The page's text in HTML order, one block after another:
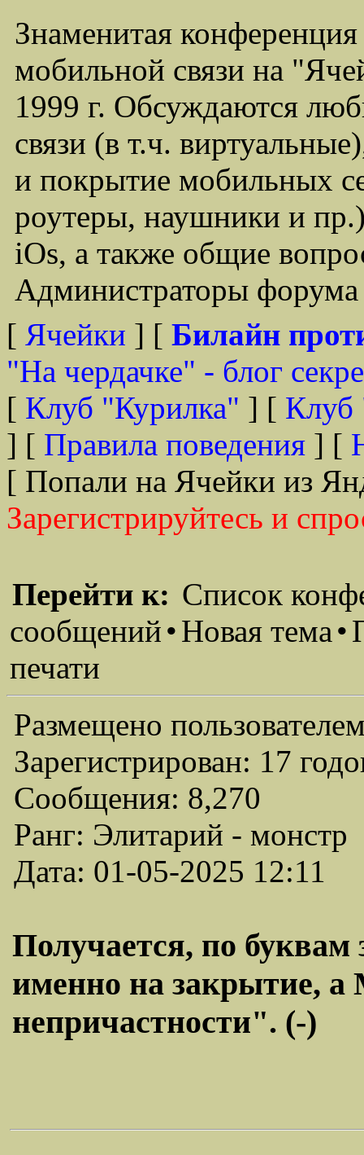
Знаменитая
мобильной связи на
1999 г. Обсуждаются
связи (в т.ч.
и покрытие мобильных
роутеры, наушники и
iOs, а также общие
Администраторы
[ Ячейки ] [ Билайн
"На чердачке" - блог
[ Клуб "Курилка" ] [ Клуб
] [ Правила поведения ] [
[ Попали на Ячейки из
Зарегистрируйтесь и
Перейти к: Список
сообщений•Новая тема•
печати
Размещено
Зарегистрирован: 17
Сообщения: 8,270
Ранг: Элитарий - монстр
Дата: 01-05-2025 12:11
Получается, по буквам
именно на закрытие,
непричастности". (-)